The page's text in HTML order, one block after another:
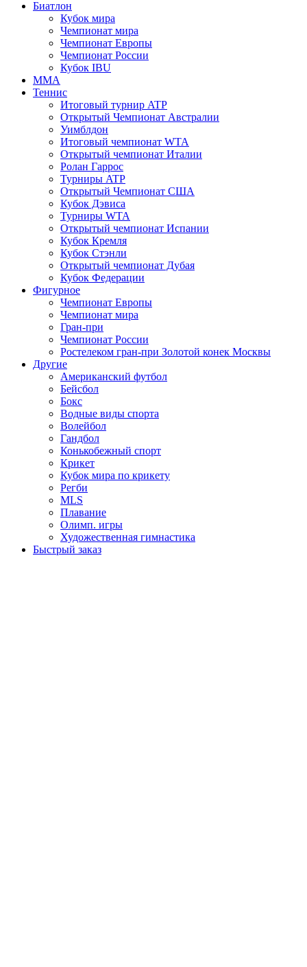
Биатлон
Кубок мира
Чемпионат мира
Чемпионат Европы
Чемпионат России
Кубок IBU
MMA
Теннис
Итоговый турнир ATP
Открытый Чемпионат Австралии
Уимблдон
Итоговый чемпионат WTA
Открытый чемпионат Италии
Ролан Гаррос
Турниры ATP
Открытый Чемпионат США
Кубок Дэвиса
Турниры WTA
Открытый чемпионат Испании
Кубок Кремля
Кубок Стэнли
Открытый чемпионат Дубая
Кубок Федерации
Фигурное
Чемпионат Европы
Чемпионат мира
Гран-при
Чемпионат России
Ростелеком гран-при Золотой конек Москвы
Другие
Американский футбол
Бейсбол
Бокс
Водные виды спорта
Волейбол
Гандбол
Конькобежный спорт
Крикет
Кубок мира по крикету
Регби
MLS
Плавание
Олимп. игры
Художественная гимнастика
Быстрый заказ